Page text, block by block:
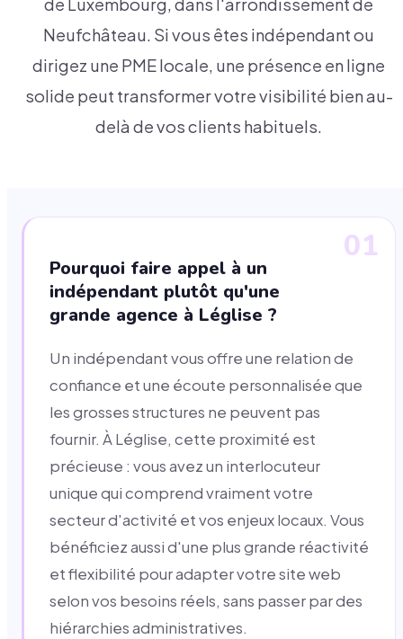
de Luxembourg, dans l'arrondissement de
Neufchâteau. Si vous êtes indépendant ou
dirigez une PME locale, une présence en ligne
solide peut transformer votre visibilité bien au-
delà de vos clients habituels.
01
Pourquoi faire appel à un
indépendant plutôt qu'une
grande agence à Léglise ?
Un indépendant vous offre une relation de
confiance et une écoute personnalisée que
les grosses structures ne peuvent pas
fournir. À Léglise, cette proximité est
précieuse : vous avez un interlocuteur
unique qui comprend vraiment votre
secteur d'activité et vos enjeux locaux. Vous
bénéficiez aussi d'une plus grande réactivité
et flexibilité pour adapter votre site web
selon vos besoins réels, sans passer par des
hiérarchies administratives.